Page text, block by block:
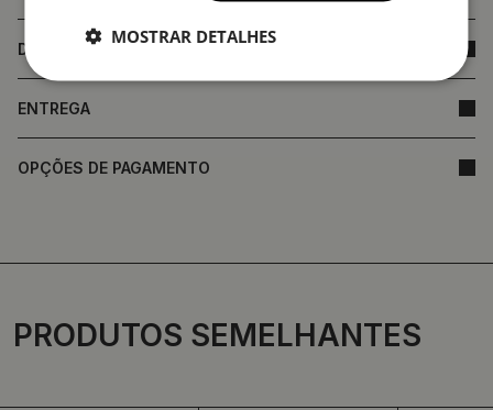
DIMENSÕES DO PRODUTO
ENTREGA
OPÇÕES DE PAGAMENTO
PRODUTOS SEMELHANTES
MOSTRAR DETALHES